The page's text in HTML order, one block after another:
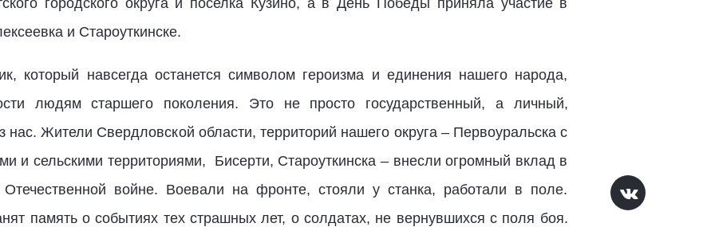
городского округа и поселка Кузино, а в День Победы приняла участие в
и Староуткинске.
который навсегда останется символом героизма и единения нашего народа,
людям старшего поколения. Это не просто государственный, а личный,
Жители Свердловской области, территорий нашего округа – Первоуральска с
и сельскими территориями, Бисерти, Староуткинска – внесли огромный вклад в
войне. Воевали на фронте, стояли у станка, работали в поле.
память о событиях тех страшных лет, о солдатах, не вернувшихся с поля боя.